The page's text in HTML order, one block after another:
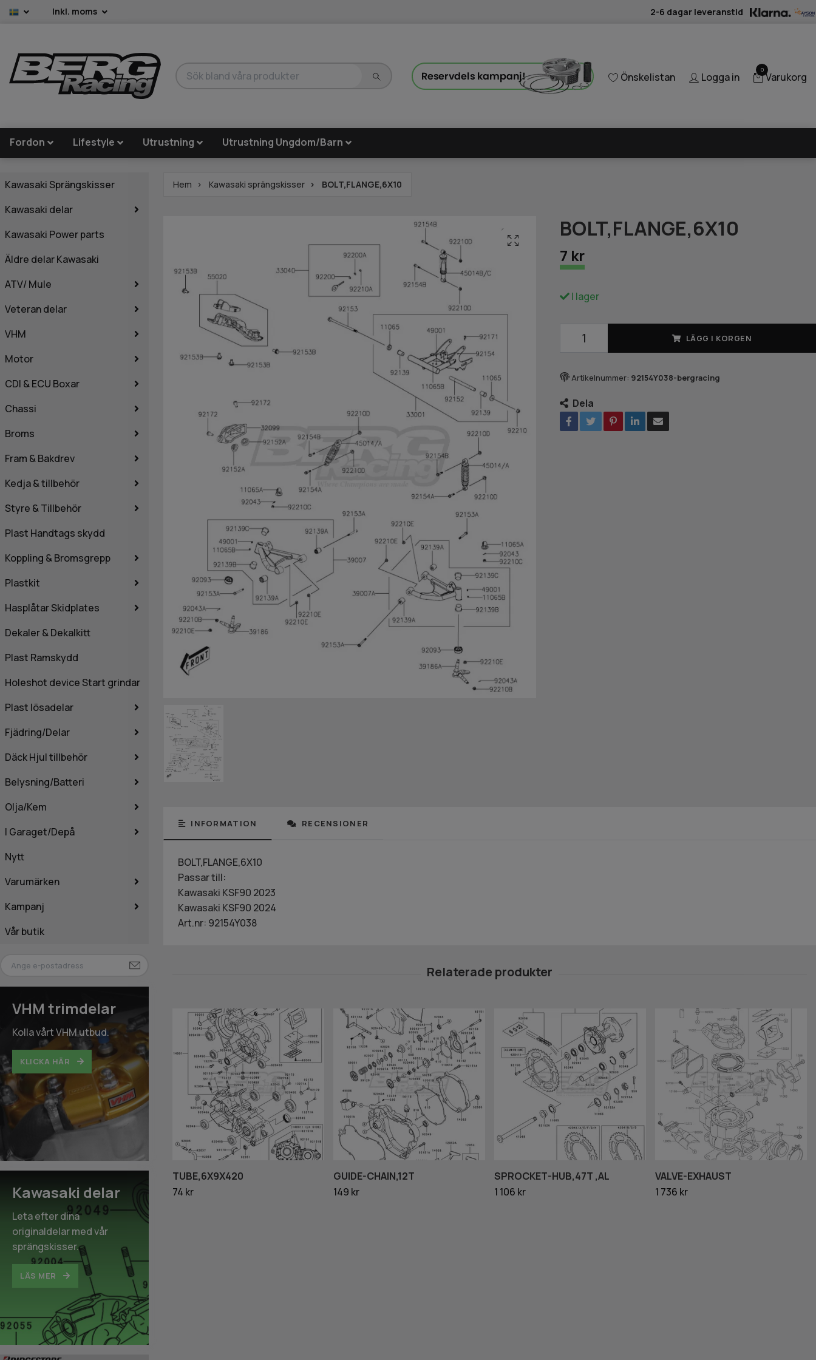
Inkl. moms 2-6 dagar leveranstid
Önskelistan Logga in
0
Varukorg
Fordon Lifestyle Utrustning Utrustning Ungdom/Barn
Kawasaki Sprängskisser
Kawasaki delar
Kawasaki Power parts
Äldre delar Kawasaki
ATV/ Mule
Veteran delar
VHM
Motor
CDI & ECU Boxar
Chassi
Broms
Fram & Bakdrev
Kedja & tillbehör
Styre & Tillbehör
Plast Handtags skydd
Koppling & Bromsgrepp
Plastkit
Hasplåtar Skidplates
Dekaler & Dekalkitt
Plast Ramskydd
Holeshot device Start grindar
Plast lösadelar
Fjädring/Delar
Däck Hjul tillbehör
Belysning/Batteri
Olja/Kem
I Garaget/Depå
Nytt
Varumärken
Kampanj
Vår butik
VHM trimdelar
Kolla vårt VHM utbud.
KLICKA HÄR
Kawasaki delar
Leta efter dina
originaldelar med vår
sprängskisser.
LÄS MER
Hem Kawasaki sprängskisser BOLT,FLANGE,6X10
BOLT,FLANGE,6X10
7 kr
I lager
LÄGG I KORGEN
Artikelnummer: 92154Y038-bergracing
Dela
INFORMATION RECENSIONER
BOLT,FLANGE,6X10
Passar till:
Kawasaki KSF90 2023
Kawasaki KSF90 2024
Art.nr: 92154Y038
TUBE,6X9X420
74 kr
GUIDE-CHAIN,12T
149 kr
SPROCKET-HUB,47T ,AL
1 106 kr
VALVE-EXHAUST
1 736 kr